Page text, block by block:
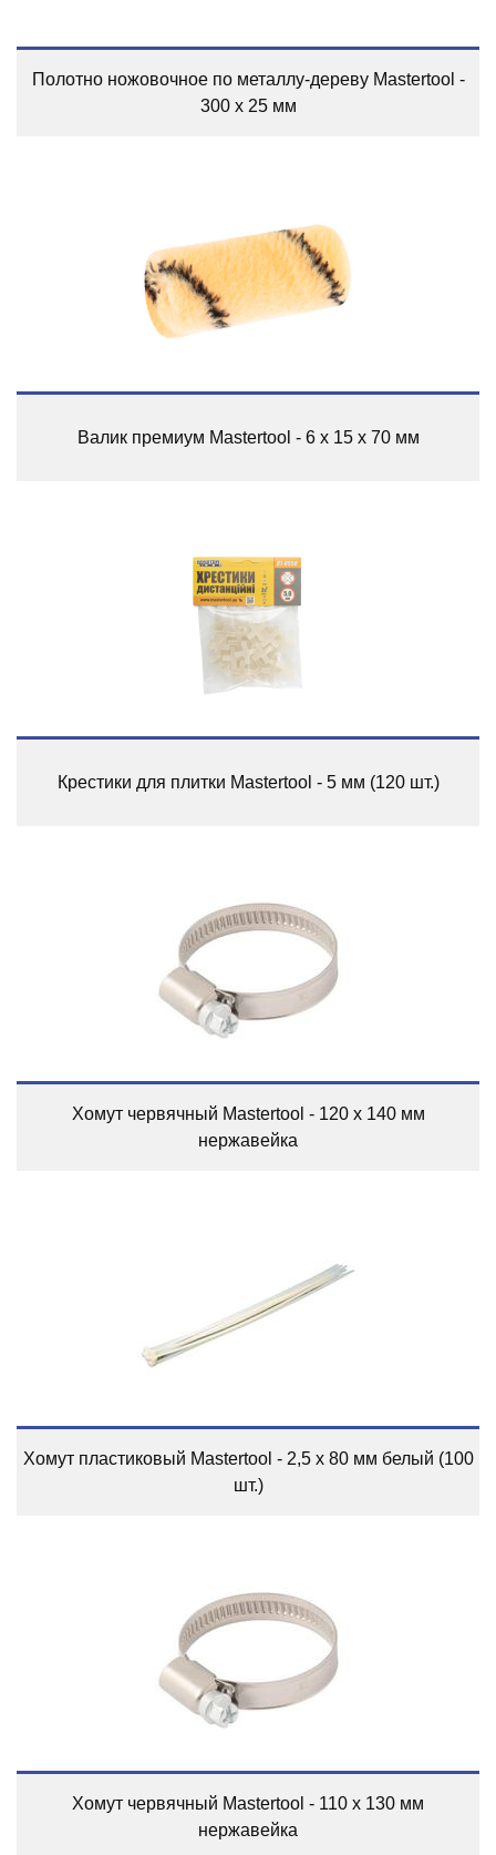
Полотно ножовочное по металлу-дереву Mastertool -
300 x 25 мм
Валик премиум Mastertool - 6 х 15 х 70 мм
Крестики для плитки Mastertool - 5 мм (120 шт.)
Хомут червячный Mastertool - 120 x 140 мм
нержавейка
Хомут пластиковый Mastertool - 2,5 x 80 мм белый (100
шт.)
Хомут червячный Mastertool - 110 x 130 мм
нержавейка